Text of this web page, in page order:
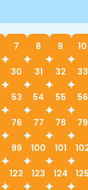
7 8 9 10
30 31 32 33
53 54 55 56
76 77 78 79
99 100 101
122 123 124 125